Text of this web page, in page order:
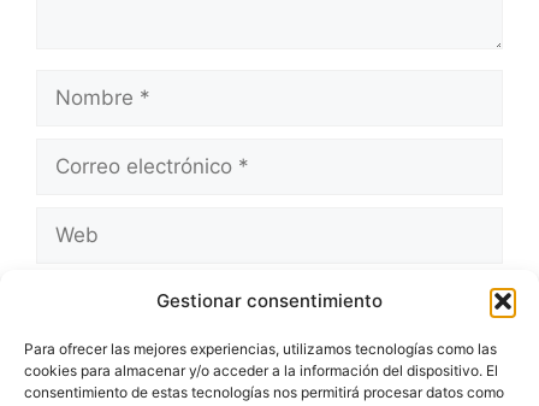
Gestionar consentimiento
Para ofrecer las mejores experiencias, utilizamos tecnologías como las
cookies para almacenar y/o acceder a la información del dispositivo. El
consentimiento de estas tecnologías nos permitirá procesar datos como
Nombre
Correo
Web
Guarda mi nombre, correo electrónico y web
comente.